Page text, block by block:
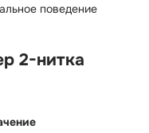
поведение
2-нитка